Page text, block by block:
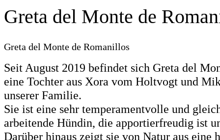
Greta del Monte de
Greta del Monte de Romanillos
Seit August 2019 befindet sich Greta del
eine Tochter aus Xora vom Holtvogt und
unserer Familie.
Sie ist eine sehr temperamentvolle und
arbeitende Hündin, die apportierfreudig ist
Darüber hinaus zeigt sie von Natur aus eine